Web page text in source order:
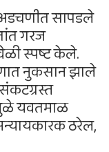
अडचणीत सापडले
गरज
स्पष्ट केले.
नुकसान झाले
यवतमाळ
ठरेल,